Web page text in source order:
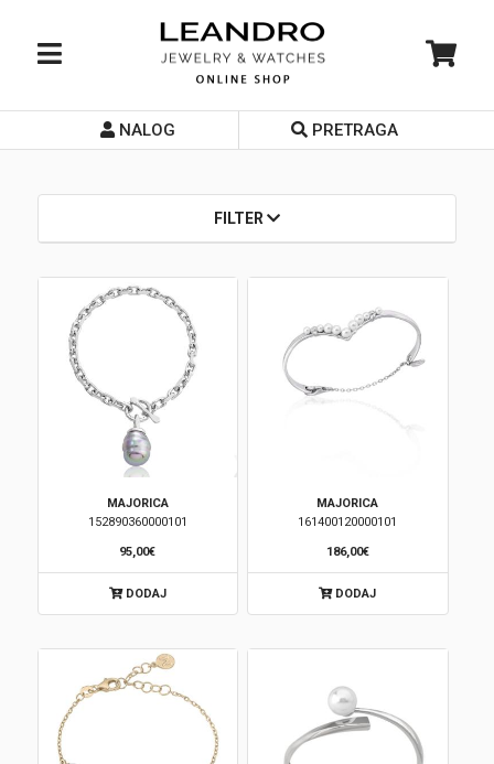
Početna
Prodavnice
Kontakt
Loyalty Club
Swiss🇨🇭
Nakit
Diamond
NALOG PRETRAGA
FILTER
MAJORICA
152890360000101
95,00€
DODAJ
MAJORICA
161400120000101
186,00€
DODAJ